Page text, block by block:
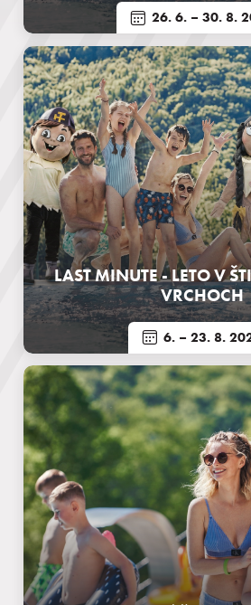
26. 6. – 30. 8.
LAST MINUTE - LETO V
VRCHOCH
6. – 23. 8.